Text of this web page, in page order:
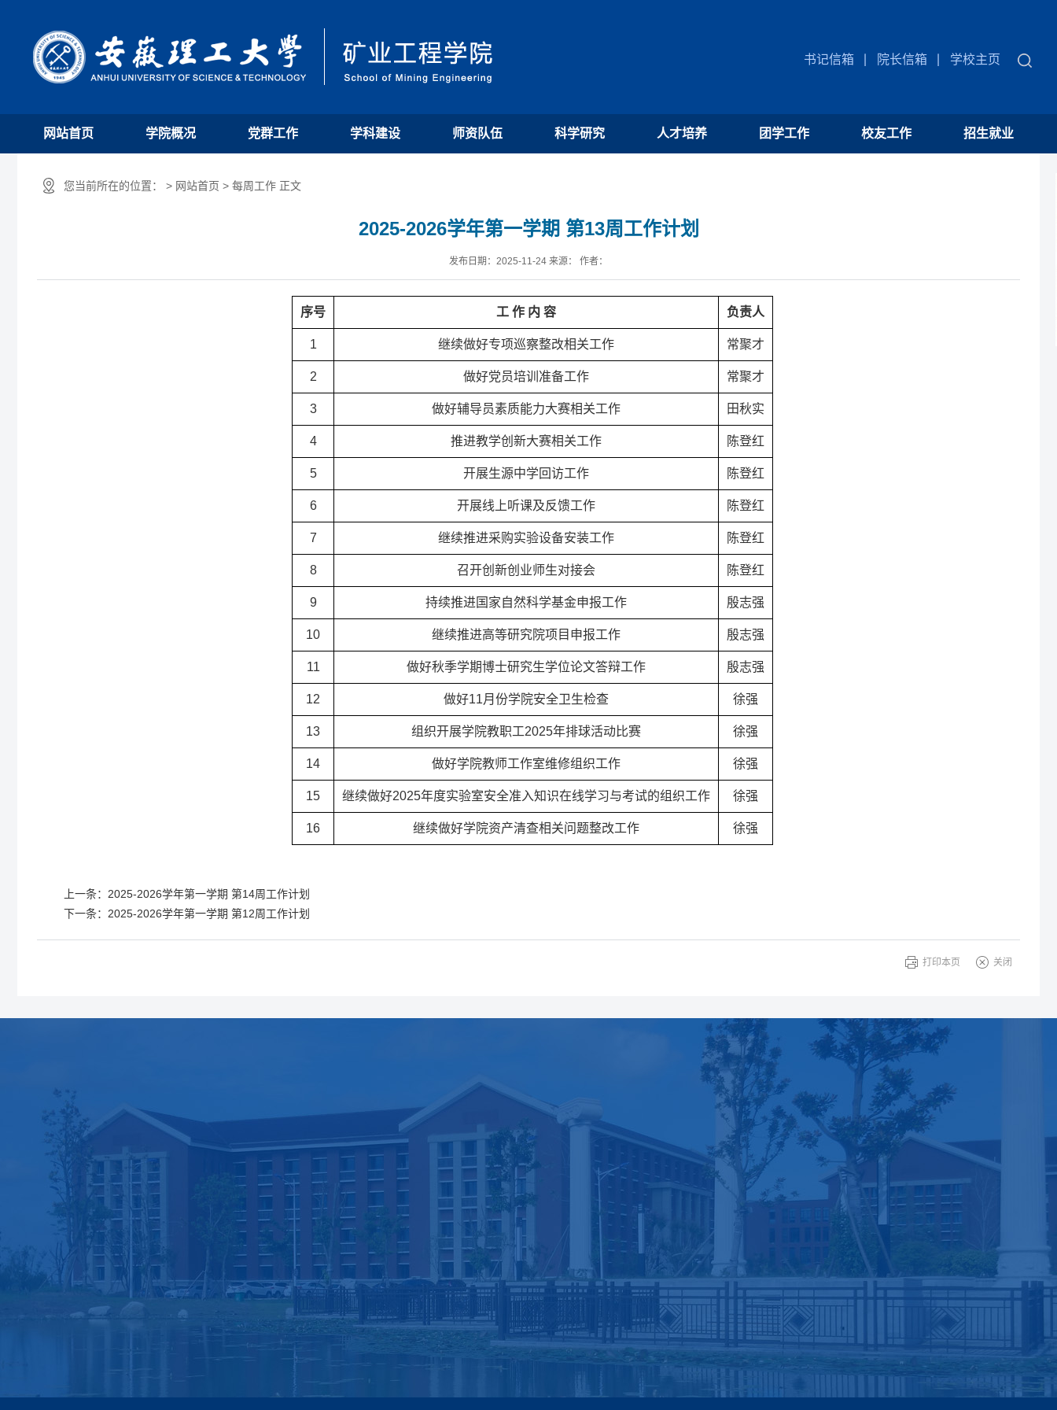
书记信箱 院长信箱 学校主页
网站首页 学院概况 党群工作 学科建设 师资队伍 科学研究 人才培养 团学工作 校友工作 招生就业
您当前所在的位置： > 网站首页 > 每周工作 正文
2025-2026学年第一学期 第13周工作计划
发布日期：2025-11-24 来源： 作者：
序号 工 作 内 容 负责人
1 继续做好专项巡察整改相关工作 常聚才
2 做好党员培训准备工作 常聚才
3 做好辅导员素质能力大赛相关工作 田秋实
4 推进教学创新大赛相关工作 陈登红
5 开展生源中学回访工作 陈登红
6 开展线上听课及反馈工作 陈登红
7 继续推进采购实验设备安装工作 陈登红
8 召开创新创业师生对接会 陈登红
9 持续推进国家自然科学基金申报工作 殷志强
10 继续推进高等研究院项目申报工作 殷志强
11 做好秋季学期博士研究生学位论文答辩工作 殷志强
12 做好11月份学院安全卫生检查 徐强
13 组织开展学院教职工2025年排球活动比赛 徐强
14 做好学院教师工作室维修组织工作 徐强
15 继续做好2025年度实验室安全准入知识在线学习与考试的组织工作 徐强
16 继续做好学院资产清查相关问题整改工作 徐强
上一条： 2025-2026学年第一学期 第14周工作计划
下一条： 2025-2026学年第一学期 第12周工作计划
打印本页 关闭
学院概况
学院简介
荣誉之墙
党建动态
样板支部
学习资料
相关制度
工会工作
学科建设
高峰学科
学位授权点
学科平台
学术活动
师资队伍
专业师资
博士生导师
硕士生导师
科学研究
科研概况
重大项目
科研团队
综合实验中心
人才培养
本科生教育
研究生教育
国际交流
教研活动
团学工作
思想引领
科技创新
学生奖助
心理健康
征兵工作
校友工作
校友名录
校友活动
校友风采
招生就业
本科招生
硕士招生
博士招生
综合实验中
心
实验室预约
虚拟仿真
管理制度